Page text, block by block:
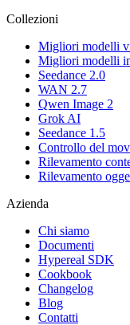
Collezioni
Migliori modelli
Migliori modelli
Seedance 2.0
WAN 2.7
Qwen Image 2
Grok AI
Seedance 1.5
Controllo del
Rilevamento
Rilevamento
Azienda
Chi siamo
Documenti
Hypereal SDK
Cookbook
Changelog
Blog
Contatti